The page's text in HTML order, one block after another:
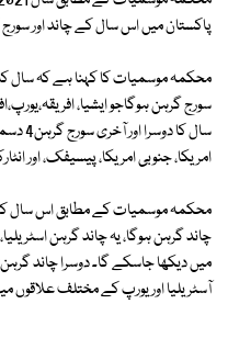
پاکستان میں اس سال کے چاند اور
سورج گرہن ہوگاجو ایشیا،
سال
امریکا، جنوبی امریکا، پیسیفک، اور
چاند گرہن ہوگا، یہ چاند گرہن
آسٹریلیا اور یورپ کے مختلف علاقوں